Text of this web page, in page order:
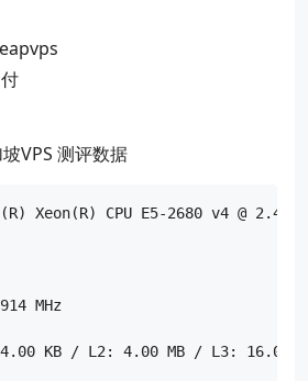
VPS 测评数据
Xeon(R) CPU E5-2680 v4 @
MHz
KB / L2: 4.00 MB / L3: 16.00